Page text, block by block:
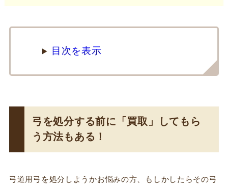
目次を表示
弓を処分する前に「買取」してもら
う方法もある！
弓道用弓を処分しようかお悩みの方、もしかしたらその弓